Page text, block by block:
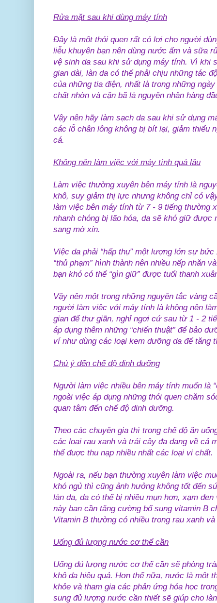
Rửa mặt sau khi dùng máy tính
Đây là một thói quen rất có lợi cho người
liễu khuyên bạn nên dùng nước ấm và sữa
vệ sinh da sau khi sử dụng máy tính. Vì khi
gian dài, làn da có thể phải chịu những tác
của những tia điện, nhất là trong những
chất nhờn và cặn bã là nguyên nhân hàng
Vậy nên hãy làm sạch da sau khi sử dụng
các lỗ chân lông không bị bít lại, giảm thiểu
cá.
Không nên làm việc với máy tính quá lâu
Làm việc thường xuyên bên máy tính là
khô, suy giảm thị lực nhưng không chỉ có
làm việc bên máy tính từ 7 - 9 tiếng thường
nhanh chóng bị lão hóa, da sẽ khó giữ được
sang mờ xỉn.
Việc da phải “hấp thụ” một lượng lớn sự
“thủ phạm” hình thành nên nhiều nếp nhăn
bạn khó có thể “gìn giữ” được tuổi thanh
Vậy nên một trong những nguyên tắc vàng
người làm việc với máy tính là không nên
gian để thư giãn, nghỉ ngơi cứ sau từ 1 - 2
áp dụng thêm những “chiến thuật” để bảo
ví như dùng các loại kem dưỡng da để tăng
Chú ý đến chế độ dinh dưỡng
Người làm việc nhiều bên máy tính muốn là
ngoài việc áp dụng những thói quen chăm
quan tâm đến chế độ dinh dưỡng.
Theo các chuyên gia thì trong chế độ ăn
các loại rau xanh và trái cây đa dạng về cả
thể đuợc thu nạp nhiều nhất các loại vi chất.
Ngoài ra, nếu bạn thường xuyên làm việc
khó ngủ thì cũng ảnh hưởng không tốt đến
làn da, da có thể bị nhiều mụn hơn, xạm
này bạn cần tăng cường bổ sung vitamin B
Vitamin B thường có nhiều trong rau xanh
Uống đủ lượng nước cơ thể cần
Uống đủ lượng nước cơ thể cần sẽ phòng
khô da hiệu quả. Hơn thế nữa, nước là một
khỏe và tham gia các phản ứng hóa học
sung đủ lượng nước cần thiết sẽ giúp cho